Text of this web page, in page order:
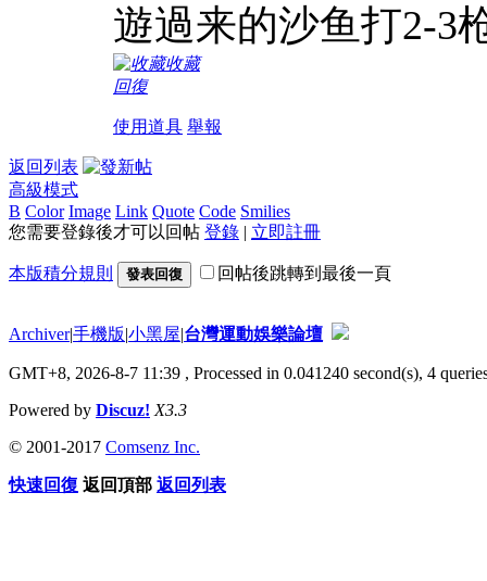
遊過来的沙鱼打2-3
收藏
回復
使用道具 舉報
返回列表
高級模式
B Color Image Link Quote Code Smilies
您需要登錄後才可以回帖 登錄 | 立即註冊
本版積分規則 發表回復 回帖後跳轉到最後一頁
Archiver|手機版|小黑屋|台灣運動娛樂論壇
GMT+8, 2026-8-7 11:39 , Processed in 0.041240 second(s), 4
Powered by Discuz! X3.3
© 2001-2017 Comsenz Inc.
快速回復 返回頂部 返回列表